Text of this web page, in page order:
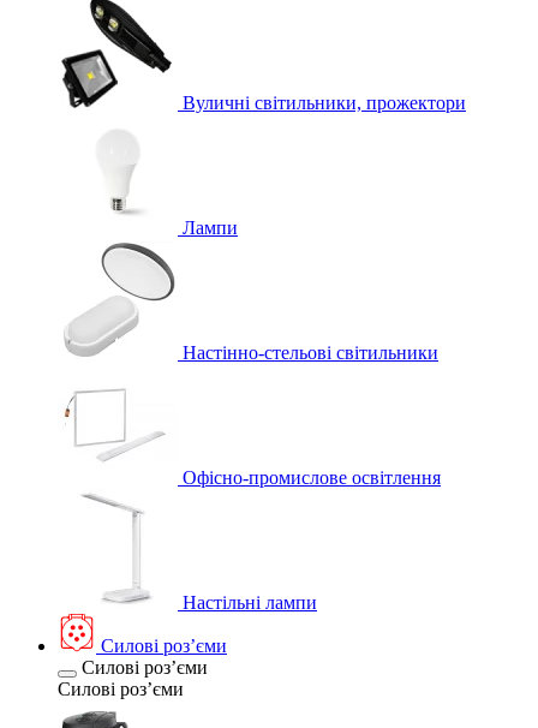
Вуличні світильники, прожектори
Лампи
Настінно-стельові світильники
Офісно-промислове освітлення
Настільні лампи
Силові розʼєми
Силові розʼєми
Силові розʼєми